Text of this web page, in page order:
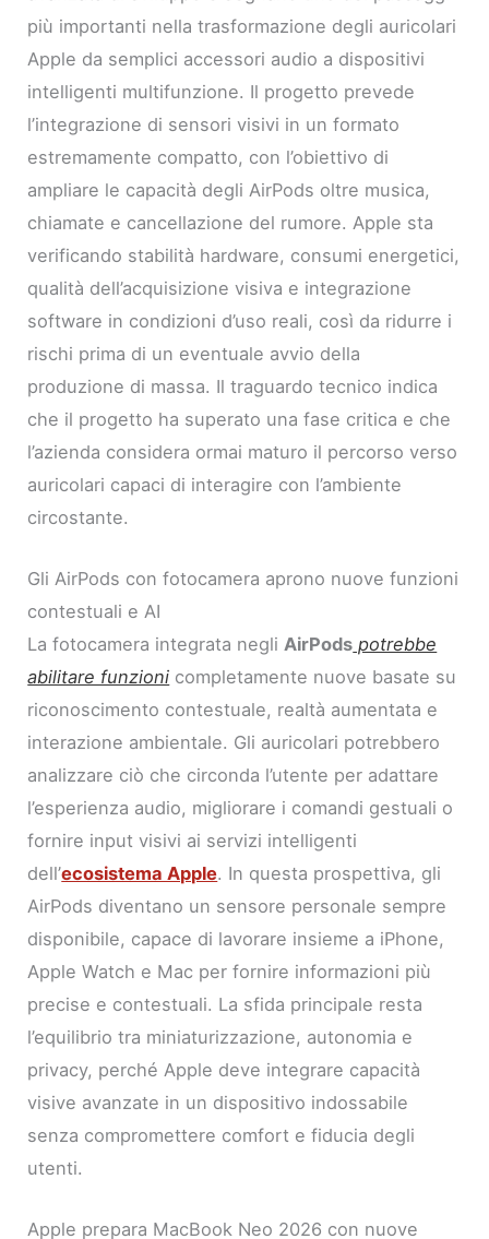
più importanti nella trasformazione degli auricolari
Apple da semplici accessori audio a dispositivi
intelligenti multifunzione. Il progetto prevede
l’integrazione di sensori visivi in un formato
estremamente compatto, con l’obiettivo di
ampliare le capacità degli AirPods oltre musica,
chiamate e cancellazione del rumore. Apple sta
verificando stabilità hardware, consumi energetici,
qualità dell’acquisizione visiva e integrazione
software in condizioni d’uso reali, così da ridurre i
rischi prima di un eventuale avvio della
produzione di massa. Il traguardo tecnico indica
che il progetto ha superato una fase critica e che
l’azienda considera ormai maturo il percorso verso
auricolari capaci di interagire con l’ambiente
circostante.
Gli AirPods con fotocamera aprono nuove funzioni
contestuali e AI
La fotocamera integrata negliAirPods potrebbe
abilitare funzioni completamente nuove basate su
riconoscimento contestuale, realtà aumentata e
interazione ambientale. Gli auricolari potrebbero
analizzare ciò che circonda l’utente per adattare
l’esperienza audio, migliorare i comandi gestuali o
fornire input visivi ai servizi intelligenti
dell’ecosistema Apple. In questa prospettiva, gli
AirPods diventano un sensore personale sempre
disponibile, capace di lavorare insieme a iPhone,
Apple Watch e Mac per fornire informazioni più
precise e contestuali. La sfida principale resta
l’equilibrio tra miniaturizzazione, autonomia e
privacy, perché Apple deve integrare capacità
visive avanzate in un dispositivo indossabile
senza compromettere comfort e fiducia degli
utenti.
Apple prepara MacBook Neo 2026 con nuove